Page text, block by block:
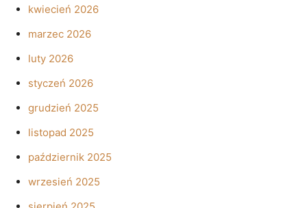
kwiecień 2026
marzec 2026
luty 2026
styczeń 2026
grudzień 2025
listopad 2025
październik 2025
wrzesień 2025